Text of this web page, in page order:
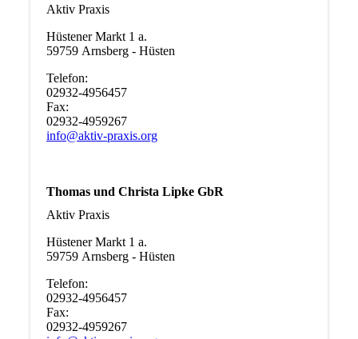
Aktiv Praxis
Hüstener Markt 1 a.
59759 Arnsberg - Hüsten
Telefon:
02932-4956457
Fax:
02932-4959267
info@aktiv-praxis.org
Thomas und Christa Lipke GbR
Aktiv Praxis
Hüstener Markt 1 a.
59759 Arnsberg - Hüsten
Telefon:
02932-4956457
Fax:
02932-4959267